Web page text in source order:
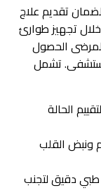
تقديم علاج
تجهيز طوارئ
الحصول
تشمل
لتقييم الحالة
ونبض القلب
دقيق لتجنب